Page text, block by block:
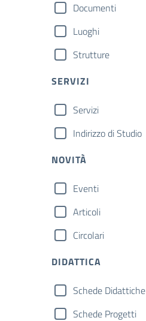
Documenti
Luoghi
Strutture
SERVIZI
Servizi
Indirizzo di Studio
NOVITÀ
Eventi
Articoli
Circolari
DIDATTICA
Schede Didattiche
Schede Progetti